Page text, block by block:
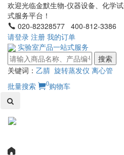
欢迎光临金默生物-仪器设备、化学
式服务平台！
020-82328577 400-812-3386
请登录 注册 我的订单
实验室产品一站式服务
搜索
关键词： 乙腈 旋转蒸发仪 离心管
批量搜索
0购物车